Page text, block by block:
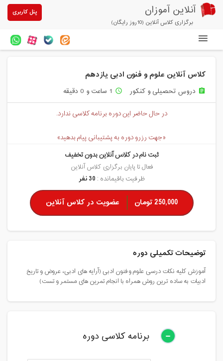
آنلاین آموزان
برگزاری کلاس آنلاین (10روز رایگان)
پنل کاربری
آزمون های آنلاین
خرید سرویس کلاس آنلاین
پیشنهادهای ویژه
تخفیفهای مشارکتی
درباره ما
کلاس آنلاین علوم و فنون ادبی یازدهم
assignment دروس تحصیلی و کنکور access_time 1 ساعت و 0 دقیقه
در حال حاضر این دوره برنامه کلاسی ندارد.
«جهت رزرو دوره به پشتیبانی پیام بدهید»
ثبت نام در کلاس آنلاین بدون تخفیف
فعال تا پایان برگزاری کلاس آنلاین
ظرفیت باقیمانده : 30 نفر
250,000 تومان عضویت در کلاس آنلاین
توضیحات تکمیلی دوره
آموزش کلیه نکات درسی علوم و فنون ادبی (آرایه های ادبی، عروض و تاریخ
ادبیات به ساده ترین روش همراه با انجام تمرین های مستمر و تست)
برنامه کلاسی دوره